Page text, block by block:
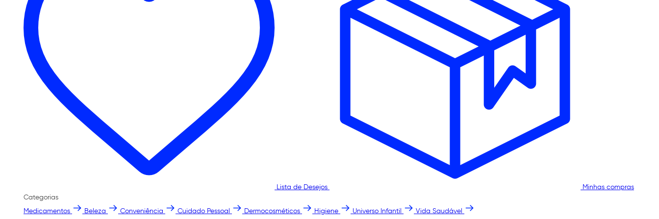
Lista de Desejos
Minhas compras
Categorias
Medicamentos
Beleza Conveniência Cuidado Pessoal Dermocosméticos Higiene Universo Infantil Vida Saudável